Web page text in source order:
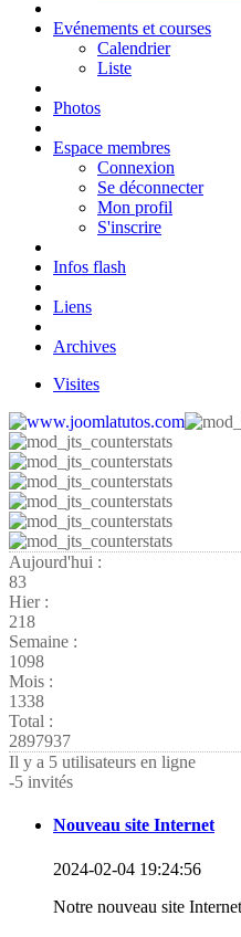
Evénements et courses
Calendrier
Liste
Photos
Espace membres
Connexion
Se déconnecter
Mon profil
S'inscrire
Infos flash
Liens
Archives
Visites
Aujourd'hui :
83
Hier :
218
Semaine :
1098
Mois :
1338
Total :
2897937
Il y a 5 utilisateurs en ligne
-5 invités
Nouveau site Internet
2024-02-04 19:24:56
Notre nouveau site